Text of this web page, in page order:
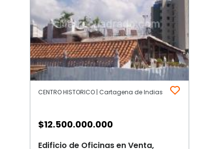
CENTRO HISTORICO | Cartagena de Indias
$12.500.000.000
Edificio de Oficinas en Venta,